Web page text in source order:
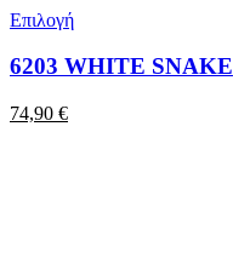
Επιλογή
6203 WHITE SNAKE
74,90 €